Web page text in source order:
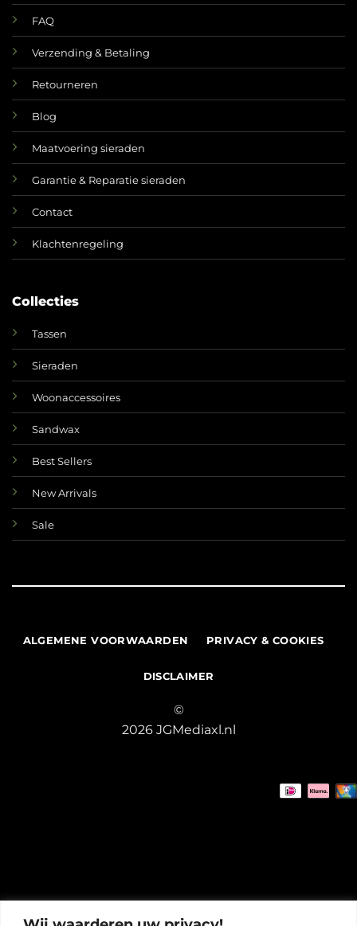
FAQ
Verzending & Betaling
Retourneren
Blog
Maatvoering sieraden
Garantie & Reparatie sieraden
Contact
Klachtenregeling
Collecties
Tassen
Sieraden
Woonaccessoires
Sandwax
Best Sellers
New Arrivals
Sale
ALGEMENE VOORWAARDEN PRIVACY & COOKIES
DISCLAIMER
©
2026 JGMediaxl.nl